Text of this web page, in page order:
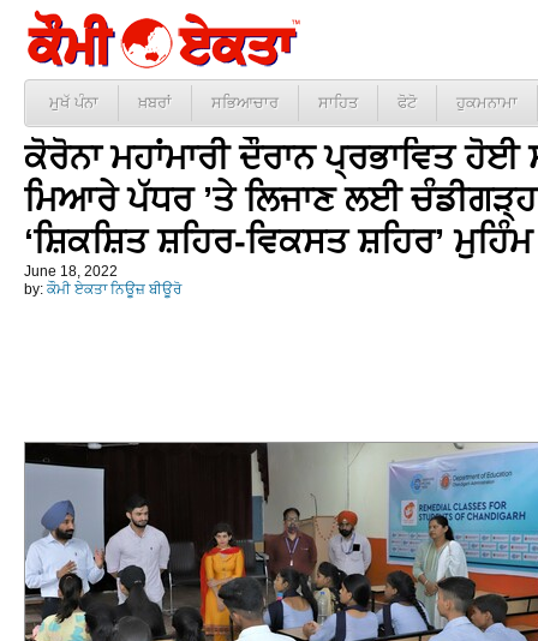
ਮੁਖੱ ਪੰਨਾ ਖ਼ਬਰਾਂ ਸਭਿਆਚਾਰ ਸਾਹਿਤ ਫੋਟੋ ਹੁਕਮਨਾਮਾ
ਕੋਰੋਨਾ ਮਹਾਂਮਾਰੀ ਦੌਰਾਨ ਪ੍ਰਭਾਵਿਤ
ਮਿਆਰੇ ਪੱਧਰ ’ਤੇ ਲਿਜਾਣ ਲਈ
‘ਸ਼ਿਕਸ਼ਿਤ ਸ਼ਹਿਰ-ਵਿਕਸਤ ਸ਼ਹਿਰ’
June 18, 2022
by: ਕੌਮੀ ਏਕਤਾ ਨਿਊਜ਼ ਬੀਊਰੋ